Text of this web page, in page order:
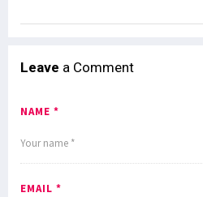
Leave a Comment
NAME *
EMAIL *